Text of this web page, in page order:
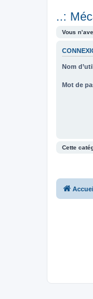
..:
Vous
Nom
Mot de
Cette